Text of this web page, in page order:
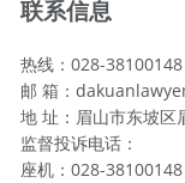
联系信息
热线：028-38100148
邮 箱：
地 址：眉山市东坡区
监督投诉电话：
座机：028-38100148